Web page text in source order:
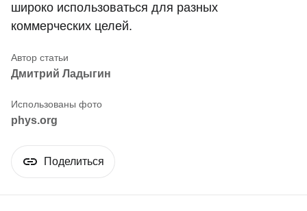
широко использоваться для разных
коммерческих целей.
Дмитрий Ладыгин
phys.org
Поделиться